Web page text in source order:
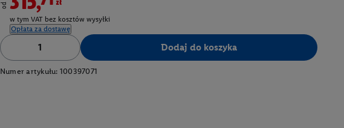
od
w tym VAT bez kosztów wysyłki
Opłata za dostawę
Dodaj do koszyka
Numer artykułu: 100397071